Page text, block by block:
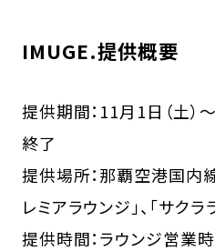
IMUGE.提供概要
提供期間：11月1日（土）
終了
提供場所：那覇空港国内
レミアラウンジ」、「サクラ
提供時間：ラウンジ営業